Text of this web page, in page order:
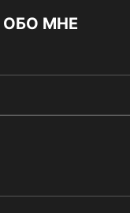
ОБО МНЕ